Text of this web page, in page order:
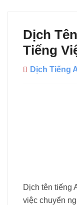
Dịch
Tiếng
Dịch Tiếng
Dịch tên tiếng
việc chuyển